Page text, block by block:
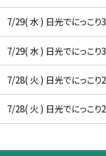
7/29( 水 ) 日光でにっこり
7/29( 水 ) 日光でにっこり
7/28( 火 ) 日光でにっこり
7/28( 火 ) 日光でにっこり